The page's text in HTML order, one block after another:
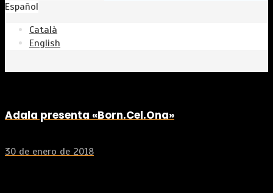
Español
Català
English
Adala presenta «Born.Cel.Ona»
30 de enero de 2018